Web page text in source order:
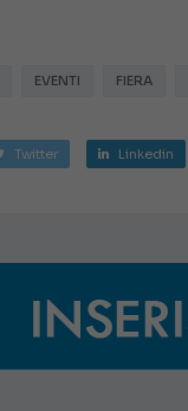
EVENTI FIERA
Twitter Linkedin